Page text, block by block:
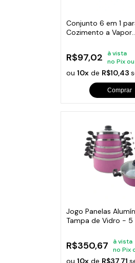
Conjunto 6 em 1
Cozimento a Vapor
R$97,02
à vista
no Pix
ou10x de R$10,43
Comprar
Jogo Panelas
Tampa de Vidro - 5
R$350,67
à vista
no Pix
ou10x de R$37,71